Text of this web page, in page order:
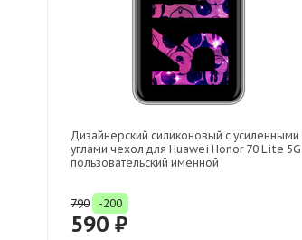
Дизайнерский силиконовый с усиленными
углами чехол для Huawei Honor 70 Lite 5G
пользовательский именной
790 -200
590 ₽